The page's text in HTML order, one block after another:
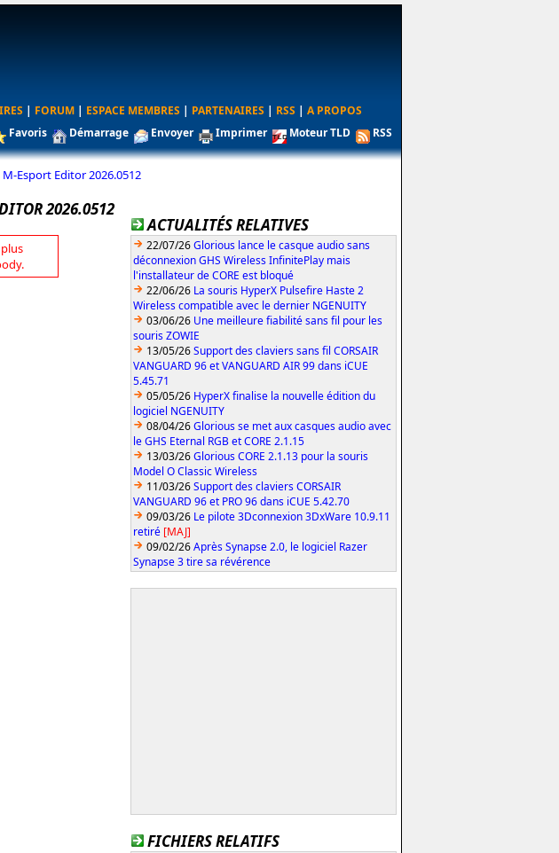
| FORUM | ESPACE MEMBRES | PARTENAIRES | RSS | A PROPOS
Favoris Démarrage Envoyer Imprimer Moteur TLD RSS
Esport Editor 2026.0512
2026.0512
ACTUALITÉS RELATIVES
22/07/26Glorious lance le casque audio sans
déconnexion GHS Wireless InfinitePlay mais
l'installateur de CORE est bloqué
22/06/26 La souris HyperX Pulsefire Haste 2
Wireless compatible avec le dernier NGENUITY
03/06/26 Une meilleure fiabilité sans fil pour les
souris ZOWIE
13/05/26Support des claviers sans fil CORSAIR
VANGUARD 96 et VANGUARD AIR 99 dans iCUE
5.45.71
05/05/26 HyperX finalise la nouvelle édition du
logiciel NGENUITY
08/04/26Glorious se met aux casques audio avec
le GHS Eternal RGB et CORE 2.1.15
13/03/26Glorious CORE 2.1.13 pour la souris
Model O Classic Wireless
11/03/26Support des claviers CORSAIR
VANGUARD 96 et PRO 96 dans iCUE 5.42.70
09/03/26 Le pilote 3Dconnexion 3DxWare 10.9.11
retiré [MAJ]
09/02/26Après Synapse 2.0, le logiciel Razer
Synapse 3 tire sa révérence
FICHIERS RELATIFS